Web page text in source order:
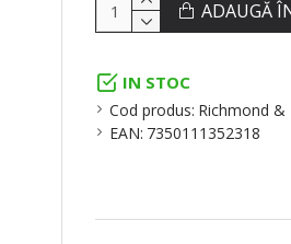
IN STOC
Cod produs: Richmond &
EAN: 7350111352318
ADAUGĂ